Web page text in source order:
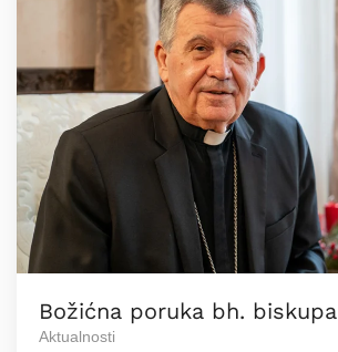
Božićna poruka bh. biskupa
Aktualnosti